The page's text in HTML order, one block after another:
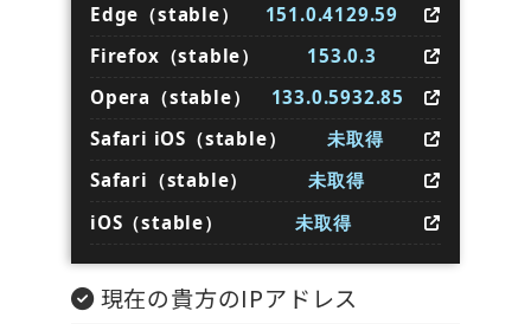
Edge（stable）
151.0.4129.59
Firefox（stable）
153.0.3
Opera（stable）
133.0.5932.85
Safari iOS（stable）
未取得
Safari（stable）
未取得
iOS（stable）
未取得
現在の貴方のIPアドレス